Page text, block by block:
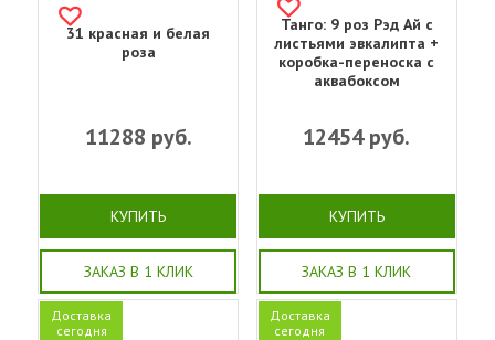
31 красная и белая
роза
11288 руб.
КУПИТЬ
ЗАКАЗ В 1 КЛИК
Танго: 9 роз Рэд Ай с
листьями эвкалипта +
коробка-переноска с
аквабоксом
12454руб.
КУПИТЬ
ЗАКАЗ В 1 КЛИК
Доставка
сегодня
Доставка
сегодня